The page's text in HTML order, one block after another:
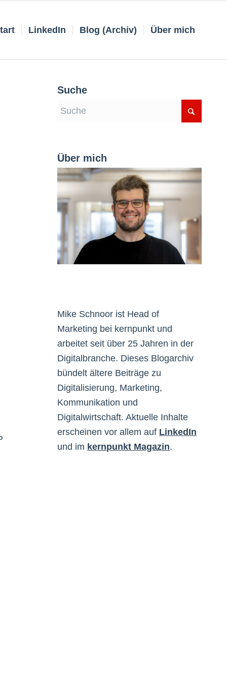
LinkedIn Blog (Archiv) Über mich
Suche
Über mich
Mike Schnoor ist Head of
Marketing bei kernpunkt und
arbeitet seit über 25 Jahren in der
Digitalbranche. Dieses Blogarchiv
bündelt ältere Beiträge zu
Digitalisierung, Marketing,
Kommunikation und
Digitalwirtschaft. Aktuelle Inhalte
erscheinen vor allem auf LinkedIn
und im kernpunkt Magazin.